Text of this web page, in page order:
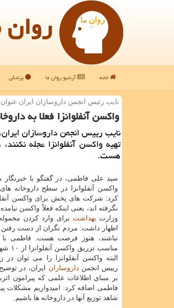
روان
خانه آرشیو روان ما پزشکی
نایب رئیس انجمن داروسازان ایران عنوان
واكسن آنفلوانزا فعلا به
نایب رییس انجمن داروسازان
تهیه واكسن آنفلوانزا عجله
هست.
سید علی فاطمی، در گفتگو با خبرنگار
واکسن آنفلوانزا در سطح داروخانه
کرد: شرکت های پخش برای واکسن
نگرفته اند، یعنی اینکه فعلاً واکسن
وزارت بهداشت برای وارد کردن
اظهار داشت: مردم نگران از دست رفتن
نباشند، هنوز فرصت هست. فاطمی
البته واکسن آنفلوانزا را می توان
رییس انجمنداروسازان ایران، در
بر مبنای اطلاعات علمی که پیرامون
فاطمی اضافه کرد: امیدواریم مشکلات
شاهد توزیع آنها در داروخانه ها باشیم.